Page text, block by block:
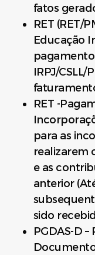
fatos
RET (RET/
Educação
IRPJ/CSLL/
RET -
para as
realizarem
e as
anterior
sido
PGDAS-D